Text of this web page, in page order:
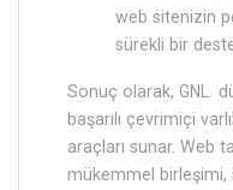
web sitenizin
sürekli bir
Sonuç olarak, GNL
başarılı çevrimiçi
araçları sunar. Web
mükemmel birleşimi,